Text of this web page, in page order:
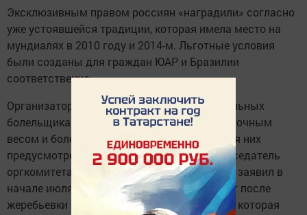
Эксклюзивным правом россиян «наградили» согласно
уже устоявшейся традиции, которая имела место на
мундиалях в 2010 году и 2014-м. Льготные условия
были созданы для граждан ЮАР и Бразилии
соответственно.
Организаторы позаботились и о маломобильных
болельщиках, почитателях футбола с избыточным
весом и болельщиках с инвалидностью. Для них
предусмотрены специальные билеты.Председатель
оргкомитета «Россия -2018» Виталий Мутко заявил в
начале июля, что продажа билетов стартует после
жеребьевки финальной стадии чемпионата, которая